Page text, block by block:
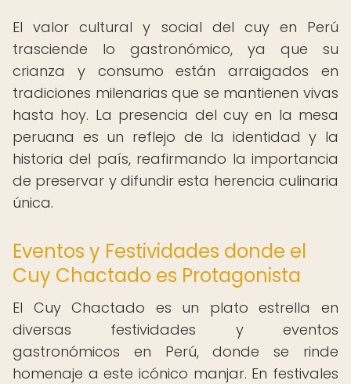
El valor cultural y social del cuy en Perú
trasciende lo gastronómico, ya que su
crianza y consumo están arraigados en
tradiciones milenarias que se mantienen vivas
hasta hoy. La presencia del cuy en la mesa
peruana es un reflejo de la identidad y la
historia del país, reafirmando la importancia
de preservar y difundir esta herencia culinaria
única.
Eventos y Festividades donde el
Cuy Chactado es Protagonista
El Cuy Chactado es un plato estrella en
diversas festividades y eventos
gastronómicos en Perú, donde se rinde
homenaje a este icónico manjar. En festivales